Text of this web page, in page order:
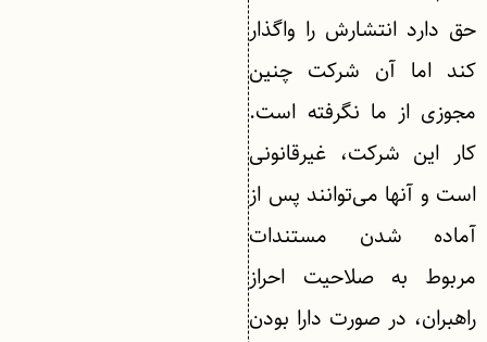
حق دارد انتشارش را واگذار
کند اما آن شرکت چنین
مجوزی از ما نگرفته است.
کار این شرکت، غیرقانونی
است و آنها می‌توانند پس از
آماده شدن مستندات
مربوط به صلاحیت احراز
راهبران، در صورت دارا بودن